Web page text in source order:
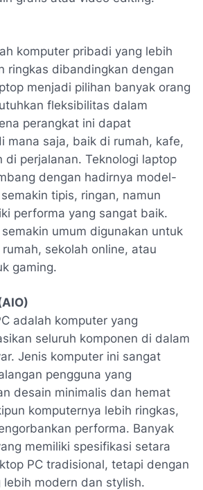
komputer pribadi yang lebih
ringkas dibandingkan dengan
menjadi pilihan banyak orang
fleksibilitas dalam
perangkat ini dapat
mana saja, baik di rumah, kafe,
di perjalanan. Teknologi laptop
dengan hadirnya model-
tipis, ringan, namun
performa yang sangat baik.
umum digunakan untuk
sekolah online, atau
gaming.
adalah komputer yang
seluruh komponen di dalam
Jenis komputer ini sangat
pengguna yang
desain minimalis dan hemat
komputernya lebih ringkas,
performa. Banyak
memiliki spesifikasi setara
PC tradisional, tetapi dengan
lebih modern dan stylish.